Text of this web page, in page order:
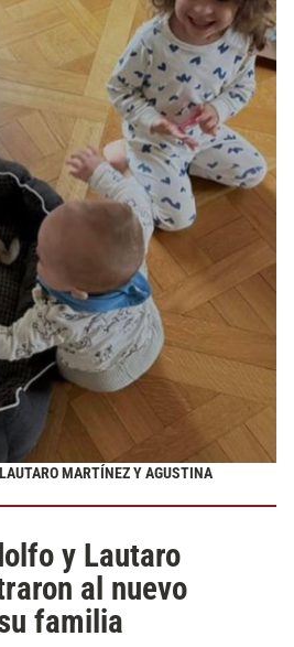
MARTÍNEZ Y AGUSTINA
y Lautaro
al nuevo
familia